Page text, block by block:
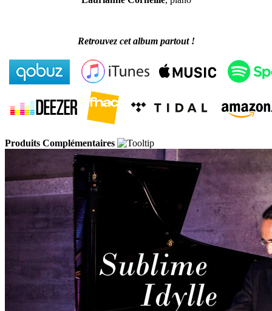
Retrouvez cet album partout !
Produits Complémentaires